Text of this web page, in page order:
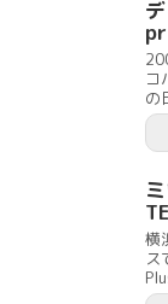
コ
の
横
ス